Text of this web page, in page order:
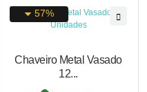
57%
Chaveiro Metal Vasado
12...